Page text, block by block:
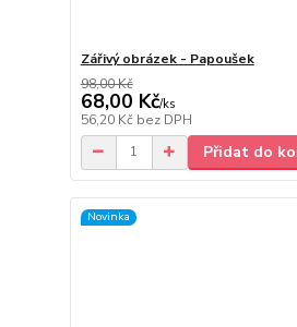
Zářivý obrázek - Papoušek
98,00 Kč
68,00 Kč/ks
56,20 Kč bez DPH
Přidat do
Novinka